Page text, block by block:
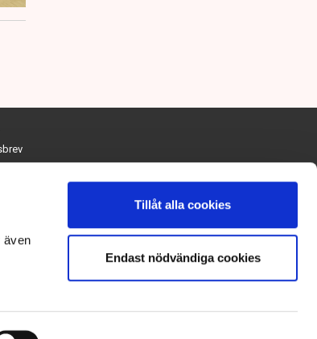
även
Tillåt alla cookies
Endast nödvändiga cookies
redaktionen
och ansvarig utgivare: